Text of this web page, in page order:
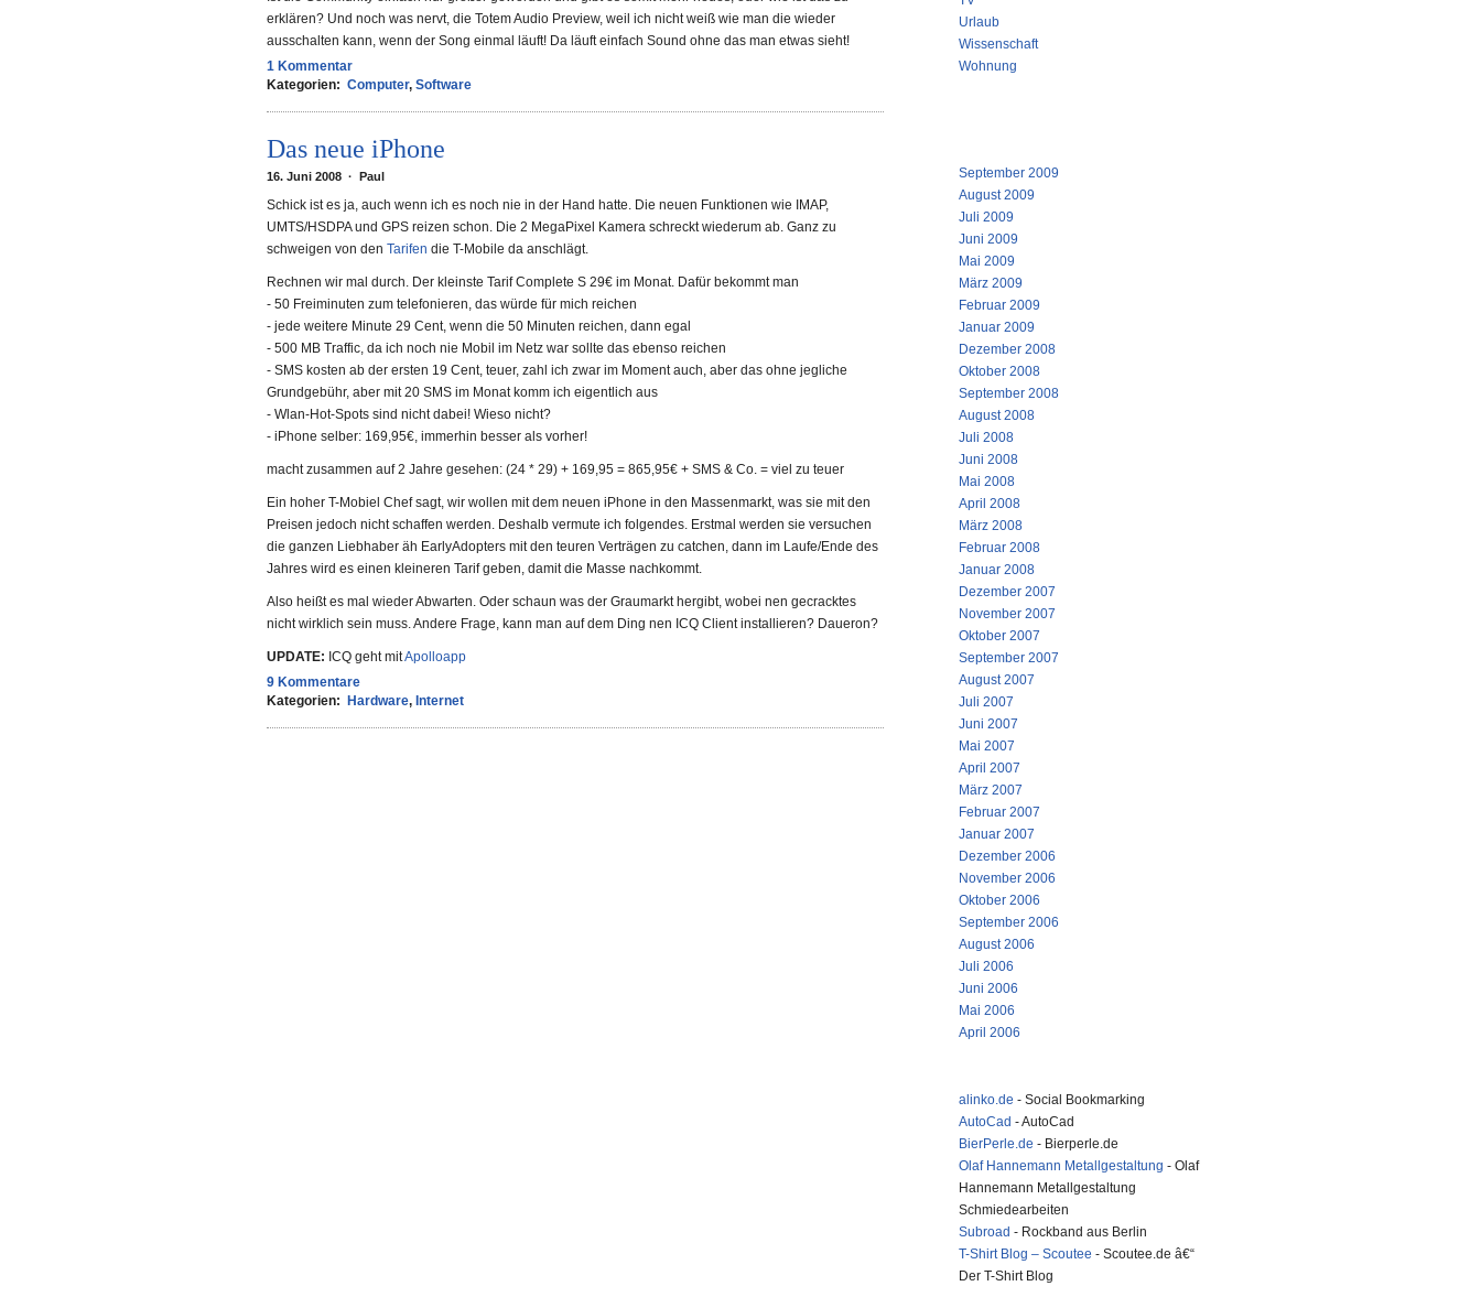
erklären? Und noch was nervt, die Totem Audio Preview, weil ich nicht weiß wie man die wieder
ausschalten kann, wenn der Song einmal läuft! Da läuft einfach Sound ohne das man etwas sieht!
1 Kommentar
Kategorien: Computer, Software
Das neue iPhone
16. Juni 2008 · Paul
Schick ist es ja, auch wenn ich es noch nie in der Hand hatte. Die neuen Funktionen wie IMAP,
UMTS/HSDPA und GPS reizen schon. Die 2 MegaPixel Kamera schreckt wiederum ab. Ganz zu
schweigen von den Tarifen die T-Mobile da anschlägt.
Rechnen wir mal durch. Der kleinste Tarif Complete S 29€ im Monat. Dafür bekommt man
- 50 Freiminuten zum telefonieren, das würde für mich reichen
- jede weitere Minute 29 Cent, wenn die 50 Minuten reichen, dann egal
- 500 MB Traffic, da ich noch nie Mobil im Netz war sollte das ebenso reichen
- SMS kosten ab der ersten 19 Cent, teuer, zahl ich zwar im Moment auch, aber das ohne jegliche
Grundgebühr, aber mit 20 SMS im Monat komm ich eigentlich aus
- Wlan-Hot-Spots sind nicht dabei! Wieso nicht?
- iPhone selber: 169,95€, immerhin besser als vorher!
macht zusammen auf 2 Jahre gesehen: (24 * 29) + 169,95 = 865,95€ + SMS & Co. = viel zu teuer
Ein hoher T-Mobiel Chef sagt, wir wollen mit dem neuen iPhone in den Massenmarkt, was sie mit den
Preisen jedoch nicht schaffen werden. Deshalb vermute ich folgendes. Erstmal werden sie versuchen
die ganzen Liebhaber äh EarlyAdopters mit den teuren Verträgen zu catchen, dann im Laufe/Ende des
Jahres wird es einen kleineren Tarif geben, damit die Masse nachkommt.
Also heißt es mal wieder Abwarten. Oder schaun was der Graumarkt hergibt, wobei nen gecracktes
nicht wirklich sein muss. Andere Frage, kann man auf dem Ding nen ICQ Client installieren? Daueron?
UPDATE: ICQ geht mitApolloapp
9 Kommentare
Kategorien:
Hardware, Internet
Urlaub
Wissenschaft
Wohnung
September 2009
August 2009
Juli 2009
Juni 2009
Mai 2009
März 2009
Februar 2009
Januar 2009
Dezember 2008
Oktober 2008
September 2008
August 2008
Juli 2008
Juni 2008
Mai 2008
April 2008
März 2008
Februar 2008
Januar 2008
Dezember 2007
November 2007
Oktober 2007
September 2007
August 2007
Juli 2007
Juni 2007
Mai 2007
April 2007
März 2007
Februar 2007
Januar 2007
Dezember 2006
November 2006
Oktober 2006
September 2006
August 2006
Juli 2006
Juni 2006
Mai 2006
April 2006
alinko.de - Social Bookmarking
AutoCad - AutoCad
BierPerle.de - Bierperle.de
Olaf Hannemann Metallgestaltung - Olaf
Hannemann Metallgestaltung
Schmiedearbeiten
Subroad - Rockband aus Berlin
T-Shirt Blog – Scoutee - Scoutee.de â€“
Der T-Shirt Blog